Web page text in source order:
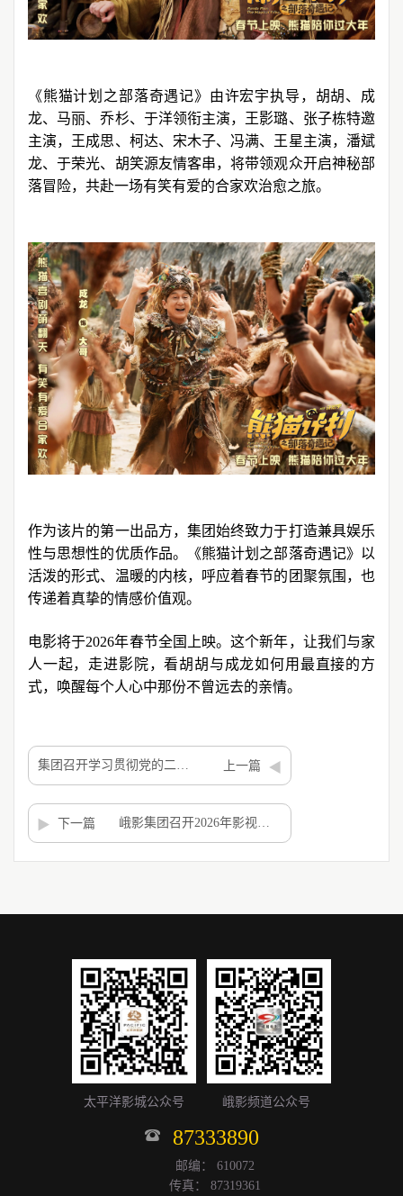
《熊猫计划之部落奇遇记》由许宏宇执导，胡胡、成
龙、马丽、乔杉、于洋领衔主演，王影璐、张子栋特邀
主演，王成思、柯达、宋木子、冯满、王星主演，潘斌
龙、于荣光、胡笑源友情客串，将带领观众开启神秘部
落冒险，共赴一场有笑有爱的合家欢治愈之旅。
作为该片的第一出品方，集团始终致力于打造兼具娱乐
性与思想性的优质作品。《熊猫计划之部落奇遇记》以
活泼的形式、温暖的内核，呼应着春节的团聚氛围，也
传递着真挚的情感价值观。
电影将于2026年春节全国上映。这个新年，让我们与家
人一起，走进影院，看胡胡与成龙如何用最直接的方
式，唤醒每个人心中那份不曾远去的亲情。
上一篇
下一篇
太平洋影城公众号 峨影频道公众号
87333890
邮编： 610072
传真： 87319361